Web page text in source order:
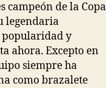
campeón de la Copa
legendaria
popularidad y
ahora. Excepto en
siempre ha
como brazalete